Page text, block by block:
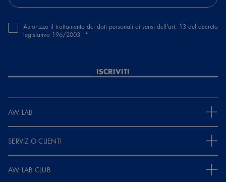
Autorizzo il trattamento dei dati personali ai sensi dell'art. 13 del decreto
legislativo 196/2003
ISCRIVITI
AW LAB
SERVIZIO CLIENTI
AW LAB CLUB